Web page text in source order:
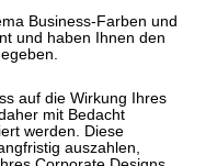
Business-Farben und
und haben Ihnen den
auf die Wirkung Ihres
mit Bedacht
werden. Diese
auszahlen,